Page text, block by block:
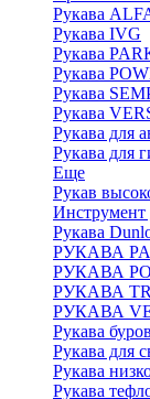
Рукава
Рукава IVG
Рукава
Рукава
Рукава
Рукава
Рукава для
Рукава для
Еще
Рукав
Рукава
РУКАВА
РУКАВА
РУКАВА
РУКАВА
Рукава
Рукава для
Рукава
Рукава